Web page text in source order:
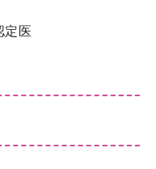
医